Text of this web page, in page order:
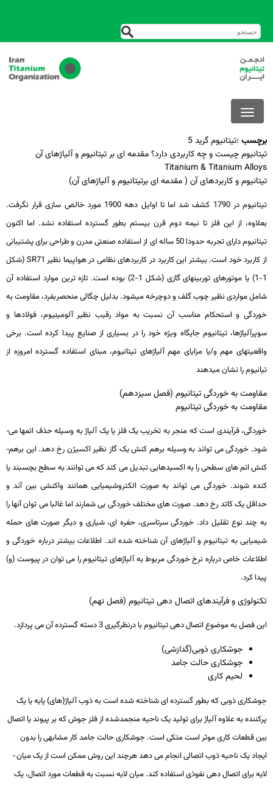
برچسب :تیتانیوم گرید 5
تیتانیوم چیست و چه کاربردی دارد؟ مقدمه ای بر تیتانیوم و آلیاژهای آن
Titanium & Titanium Alloys
تیتانیوم و کاربردهای آن ( مقدمه ای برتیتانیوم و آلیاژهای آن)
تیتانیوم در 1790 کشف شد اما تا اوایل دهه 1900 مورد خالص ­سازی قرار نگرفت.
بعلاوه، از این فلز تا نیمه دوم قرن بیستم بطور گسترده استفاده نشد. اما اکنون
تیتانیوم دارای تجربه حدودا 50 ساله­ ای از استفاده صنعتی مدرن و طراحی برای پشتیبانی
از کاربرد خود است. بیشتر این کاربرد در کاربردهای نظامی در هواپیما نظیر SR71 (شکل
1-1) یا موتورهای توربین­های گازی (شکل 1-2) بوده است. تازه­ ترین موارد استفاده آن
شامل مواردی نظیر چوب گلف و دوچرخه می­شود. بدلیل چگالی منحصربفرد، مقاومت به
خوردگی و استحکام مناسب آن نسبت به مواد رقیب نظیر آلومینیوم، فولادها و
سوپرآلیاژها، تیتانیوم جایگاه ویژه خود را در بسیاری از صنایع پیدا کرده است. برخی
واقعیت­های مهم و/یا مزایای مهم آلیاژهای تیتانیوم، مبنای استفاده گسترده امروزه از
تیانیوم را نشان می­دهند
مقاومت به خوردگی تیتانیوم (فصل سیزدهم)
مقاومت به خوردگی تیتانیوم
خوردگی، فرآیندی است که منجر به تخریب یک فلز یا یک آلیاژ به وسیله حذف اتم­ها می­
شود. خوردگی می­ تواند به وسیله برهم­ کنش یک گاز نظیر اکسیژن رخ دهد. این برهم­
کنش اتم­ های سطحی را به اکسیدهایی تبدیل می­ کند که می­ توانند به سطح بچسبند یا
کنده شوند. خوردگی می ­تواند به صورت الکتروشیمیایی همانند واکنشی بین آند و
حداقل یک کاتد رخ دهد. صورت­ های مختلف خوردگی بی شمارند اما غالبا می­ توان آنها را
به چند نوع تقلیل داد. خوردگی سرتاسری، حفره ­ای، شیاری و دیگر صورت­ های حمله
شیمیایی به تیتانیوم و آلیاژهای آن شناخته شده ­اند. اطلاعات بیشتر درباره خوردگی و
اطلاعات خاص درباره نرخ خوردگی مربوط به آلیاژهای تیتانیوم را می ­توان در پیوست (و)
پیدا کرد.
تکنولوژی و فرآیندهای اتصال دهی تیتانیوم (فصل نهم)
این فصل به موضوع اتصال­ دهی تیتانیوم با درنظرگیری 3 دسته گسترده آن می­ پردازد.
جوشکاری ذوبی(گدازشی)
جوشکاری حالت جامد
لحیم­ کاری
جوشکاری ذوبی که بطور گسترده ­ای شناخته شده است به ذوب آلیاژ(های) پایه یا یک
پرکننده به علاوه آلیاژ برای تولید یک ناحیه منجمدشده از فلز جوش که بر پیوند یا اتصال
بین قطعات کاری موثر است متکی است. جوشکاری حالت جامد کار مشابهی را بدون
ایجاد یک ناحیه ذوب اتصالی انجام می ­دهد هرچند این روش ممکن است از یک میان ­
لایه برای اتصال­ دهی نفوذی استفاده کند. میان ­لایه نسبت به قطعات مورد اتصال، یک